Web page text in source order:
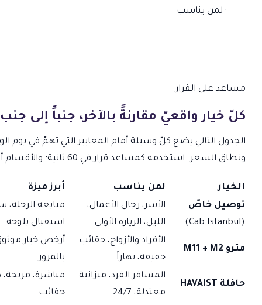
· لمن يناسب
مساعد على القرار
كلّ خيار واقعيّ مقارنةً بالآخر، جنباً إلى جنب
الجدول التالي يضع كلّ وسيلة أمام المعايير التي تهمّ في يوم
ونطاق السعر. استخدمه كمساعد قرار في 60 ثانية؛ والأقسام أدناه تشرح كلّ وسيلة بتفصيل أعمق.
الخيار لمن يناسب
أبرز ميزة
توصيل خاصّ
(Cab Istanbul)
الأسر، رجال الأعمال،
الليل، الزيارة الأولى
متابعة الرحلة،
استقبال بلوحة
مترو M11 + M2
الأفراد والأزواج، حقائب
خفيفة، نهاراً
أرخص خيار
بالمرور
حافلة HAVAIST
المسافر الفرد، ميزانية
معتدلة، 24/7
مباشرة،
حقائب